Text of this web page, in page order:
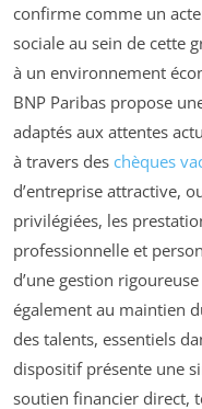
confirme comme un
sociale au sein de cette
à un environnement
BNP Paribas propose
adaptés aux attentes
à travers des chèques
d’entreprise attractive,
privilégiées, les
professionnelle et
d’une gestion
également au maintien
des talents, essentiels
dispositif présente une
soutien financier direct,